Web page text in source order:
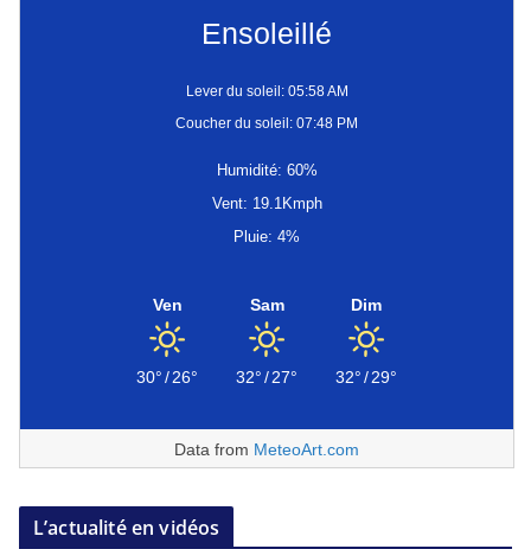
Ensoleillé
Lever du soleil: 05:58 AM
Coucher du soleil: 07:48 PM
Humidité: 60%
Vent: 19.1Kmph
Pluie: 4%
Ven
30°/26°
Sam
32°/27°
Dim
32°/29°
Data from MeteoArt.com
L’actualité en vidéos